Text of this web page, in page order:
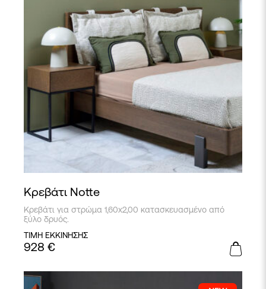
Κρεβάτι Notte
Κρεβάτι για στρώμα 1,60x2,00 κατασκευασμένο από
ξύλο δρυός.
ΤΙΜΗ ΕΚΚΙΝΗΣΗΣ
928 €